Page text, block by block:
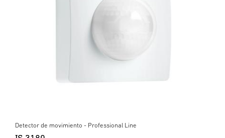
Detector de movimiento - Professional Line